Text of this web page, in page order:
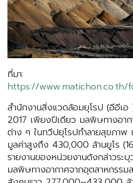
ที่มา:
https://www.matichon.co.th/
สำนักงานสิ่งแวดล้อมยุโรป (อีอีเอ
2017 เพียงปีเดียว มลพิษทางอา
ต่าง ๆ ในทวีปยุโรปทำลายสุขภา
มูลค่าสูงถึง 430,000 ล้านยูโร
รายงานของหน่วยงานดังกล่าวระ
มลพิษทางอากาศจากอุตสาหกรรม